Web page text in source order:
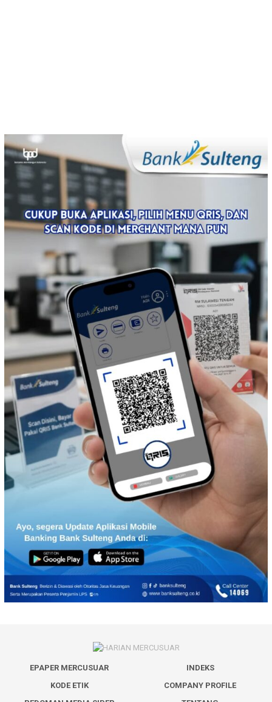
EPAPER MERCUSUAR
INDEKS
KODE ETIK
COMPANY PROFILE